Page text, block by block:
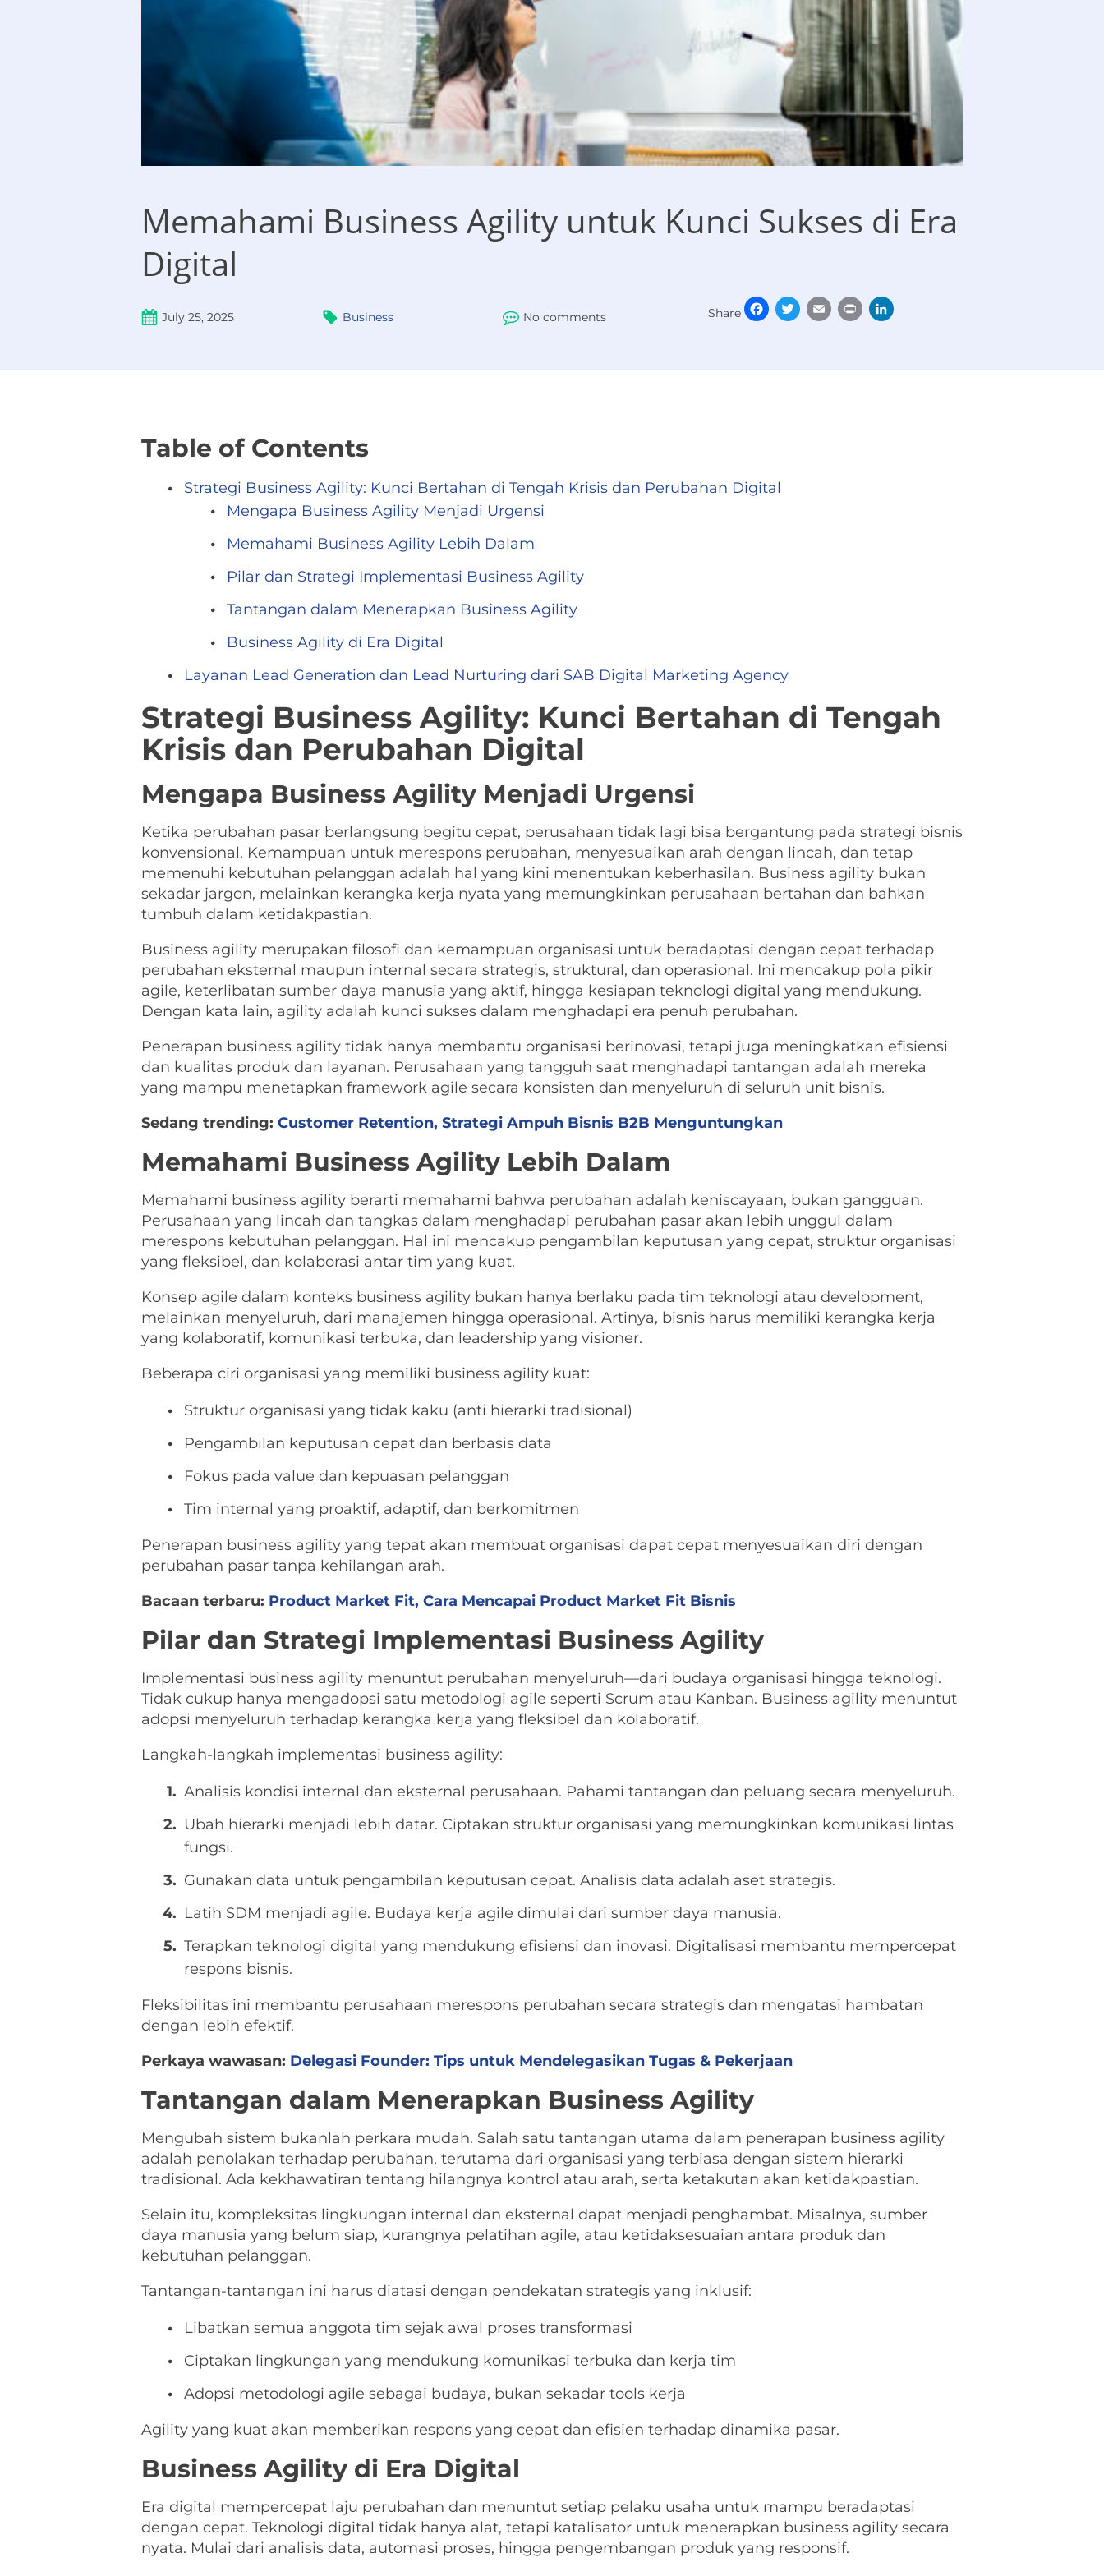
Memahami Business Agility untuk Kunci Sukses di Era
Digital
July 25, 2025 Business No comments Share Facebook
TwitterEmail Print
Table of Contents
Strategi Business Agility: Kunci Bertahan di Tengah Krisis dan Perubahan Digital
Mengapa Business Agility Menjadi Urgensi
Memahami Business Agility Lebih Dalam
Pilar dan Strategi Implementasi Business Agility
Tantangan dalam Menerapkan Business Agility
Business Agility di Era Digital
Layanan Lead Generation dan Lead Nurturing dari SAB Digital Marketing Agency
Strategi Business Agility: Kunci Bertahan di Tengah
Krisis dan Perubahan Digital
Mengapa Business Agility Menjadi Urgensi
Ketika perubahan pasar berlangsung begitu cepat, perusahaan tidak lagi bisa bergantung pada strategi bisnis
konvensional. Kemampuan untuk merespons perubahan, menyesuaikan arah dengan lincah, dan tetap
memenuhi kebutuhan pelanggan adalah hal yang kini menentukan keberhasilan. Business agility bukan
sekadar jargon, melainkan kerangka kerja nyata yang memungkinkan perusahaan bertahan dan bahkan
tumbuh dalam ketidakpastian.
Business agility merupakan filosofi dan kemampuan organisasi untuk beradaptasi dengan cepat terhadap
perubahan eksternal maupun internal secara strategis, struktural, dan operasional. Ini mencakup pola pikir
agile, keterlibatan sumber daya manusia yang aktif, hingga kesiapan teknologi digital yang mendukung.
Dengan kata lain, agility adalah kunci sukses dalam menghadapi era penuh perubahan.
Penerapan business agility tidak hanya membantu organisasi berinovasi, tetapi juga meningkatkan efisiensi
dan kualitas produk dan layanan. Perusahaan yang tangguh saat menghadapi tantangan adalah mereka
yang mampu menetapkan framework agile secara konsisten dan menyeluruh di seluruh unit bisnis.
Sedang trending: Customer Retention, Strategi Ampuh Bisnis B2B Menguntungkan
Memahami Business Agility Lebih Dalam
Memahami business agility berarti memahami bahwa perubahan adalah keniscayaan, bukan gangguan.
Perusahaan yang lincah dan tangkas dalam menghadapi perubahan pasar akan lebih unggul dalam
merespons kebutuhan pelanggan. Hal ini mencakup pengambilan keputusan yang cepat, struktur organisasi
yang fleksibel, dan kolaborasi antar tim yang kuat.
Konsep agile dalam konteks business agility bukan hanya berlaku pada tim teknologi atau development,
melainkan menyeluruh, dari manajemen hingga operasional. Artinya, bisnis harus memiliki kerangka kerja
yang kolaboratif, komunikasi terbuka, dan leadership yang visioner.
Beberapa ciri organisasi yang memiliki business agility kuat:
Struktur organisasi yang tidak kaku (anti hierarki tradisional)
Pengambilan keputusan cepat dan berbasis data
Fokus pada value dan kepuasan pelanggan
Tim internal yang proaktif, adaptif, dan berkomitmen
Penerapan business agility yang tepat akan membuat organisasi dapat cepat menyesuaikan diri dengan
perubahan pasar tanpa kehilangan arah.
Bacaan terbaru: Product Market Fit, Cara Mencapai Product Market Fit Bisnis
Pilar dan Strategi Implementasi Business Agility
Implementasi business agility menuntut perubahan menyeluruh—dari budaya organisasi hingga teknologi.
Tidak cukup hanya mengadopsi satu metodologi agile seperti Scrum atau Kanban. Business agility menuntut
adopsi menyeluruh terhadap kerangka kerja yang fleksibel dan kolaboratif.
Langkah-langkah implementasi business agility:
Analisis kondisi internal dan eksternal perusahaan. Pahami tantangan dan peluang secara menyeluruh.
Ubah hierarki menjadi lebih datar. Ciptakan struktur organisasi yang memungkinkan komunikasi lintas
fungsi.
Gunakan data untuk pengambilan keputusan cepat. Analisis data adalah aset strategis.
Latih SDM menjadi agile. Budaya kerja agile dimulai dari sumber daya manusia.
Terapkan teknologi digital yang mendukung efisiensi dan inovasi. Digitalisasi membantu mempercepat
respons bisnis.
Fleksibilitas ini membantu perusahaan merespons perubahan secara strategis dan mengatasi hambatan
dengan lebih efektif.
Perkaya wawasan: Delegasi Founder: Tips untuk Mendelegasikan Tugas & Pekerjaan
Tantangan dalam Menerapkan Business Agility
Mengubah sistem bukanlah perkara mudah. Salah satu tantangan utama dalam penerapan business agility
adalah penolakan terhadap perubahan, terutama dari organisasi yang terbiasa dengan sistem hierarki
tradisional. Ada kekhawatiran tentang hilangnya kontrol atau arah, serta ketakutan akan ketidakpastian.
Selain itu, kompleksitas lingkungan internal dan eksternal dapat menjadi penghambat. Misalnya, sumber
daya manusia yang belum siap, kurangnya pelatihan agile, atau ketidaksesuaian antara produk dan
kebutuhan pelanggan.
Tantangan-tantangan ini harus diatasi dengan pendekatan strategis yang inklusif:
Libatkan semua anggota tim sejak awal proses transformasi
Ciptakan lingkungan yang mendukung komunikasi terbuka dan kerja tim
Adopsi metodologi agile sebagai budaya, bukan sekadar tools kerja
Agility yang kuat akan memberikan respons yang cepat dan efisien terhadap dinamika pasar.
Business Agility di Era Digital
Era digital mempercepat laju perubahan dan menuntut setiap pelaku usaha untuk mampu beradaptasi
dengan cepat. Teknologi digital tidak hanya alat, tetapi katalisator untuk menerapkan business agility secara
nyata. Mulai dari analisis data, automasi proses, hingga pengembangan produk yang responsif.